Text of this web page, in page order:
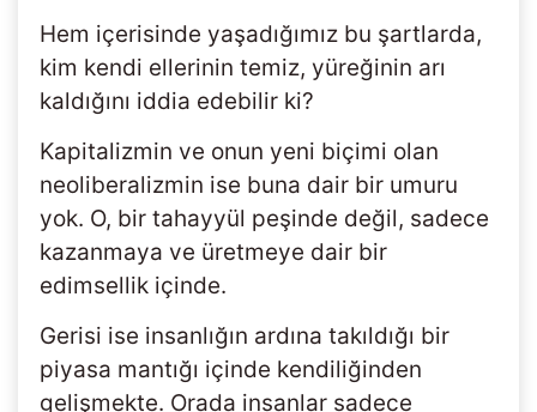
Hem içerisinde yaşadığımız bu şartlarda,
kim kendi ellerinin temiz, yüreğinin arı
kaldığını iddia edebilir ki?
Kapitalizmin ve onun yeni biçimi olan
neoliberalizmin ise buna dair bir umuru
yok. O, bir tahayyül peşinde değil, sadece
kazanmaya ve üretmeye dair bir
edimsellik içinde.
Gerisi ise insanlığın ardına takıldığı bir
piyasa mantığı içinde kendiliğinden
gelişmekte. Orada insanlar sadece